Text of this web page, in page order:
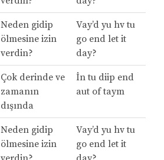
Neden gidip
ölmesine izin
verdin?
Vay’d yu hv tu
go end let it
day?
Çok derinde ve
zamanın
dışında
İn tu diip end
aut of taym
Neden gidip
ölmesine izin
Vay’d yu hv tu
go end let it